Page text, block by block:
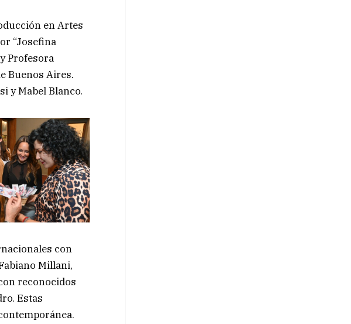
en Artes
“Josefina
Profesora
Buenos Aires.
y Mabel Blanco.
con
Millani,
reconocidos
Estas